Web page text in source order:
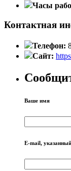
Часы
Контактная
Телефон:
Сайт:
Ваше имя
E-mail,